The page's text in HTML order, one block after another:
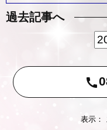
過去記事へ
call
表示：